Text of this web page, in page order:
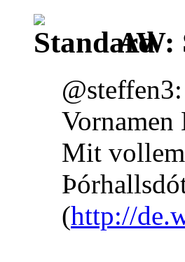
AW:
Mit
(http://